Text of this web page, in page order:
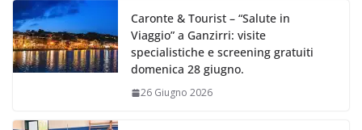
Caronte & Tourist – “Salute in
Viaggio” a Ganzirri: visite
specialistiche e screening gratuiti
domenica 28 giugno.
26 Giugno 2026